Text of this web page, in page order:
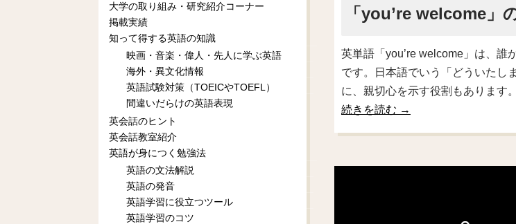
「you’re welcome」
英単語「you’re welcome」は、誰
です。日本語でいう「どういたし
に、親切心を示す役割もあります
続きを読む →
大学の取り組み・研究紹介コーナー
掲載実績
知って得する英語の知識
映画・音楽・偉人・先人に学ぶ英語
海外・異文化情報
英語試験対策（TOEICやTOEFL）
間違いだらけの英語表現
英会話のヒント
英会話教室紹介
英語が身につく勉強法
英語の文法解説
英語の発音
英語学習に役立つツール
英語学習のコツ